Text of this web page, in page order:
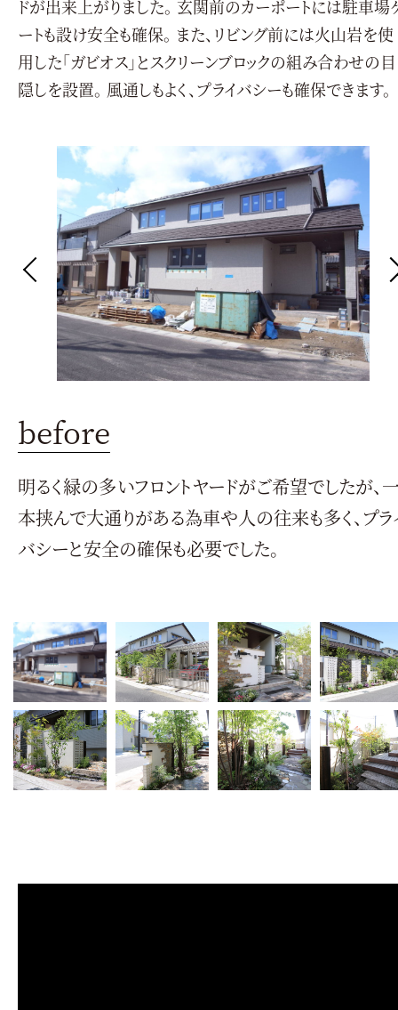
ドが出来上がりました。 玄関前のカーポートには駐車場
ートも設け安全も確保。 また、リビング前には火山岩を使
用した「ガビオス」とスクリーンブロックの組み合わせの目
隠しを設置。 風通しもよく、プライバシーも確保できます。
before
明るく緑の多いフロントヤードがご希望でしたが、
本挟んで大通りがある為車や人の往来も多く、プラ
バシーと安全の確保も必要でした。